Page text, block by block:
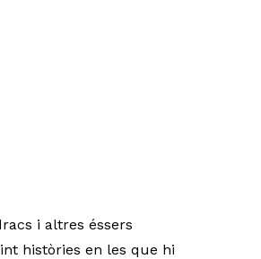
i altres éssers
històries en les que hi